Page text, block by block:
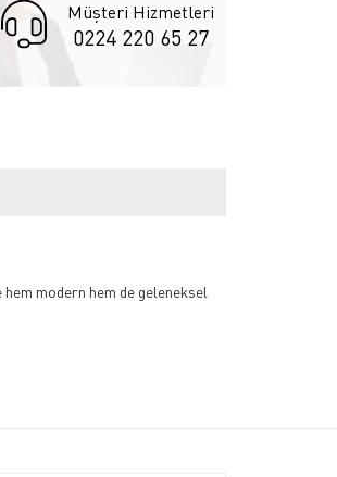
Müşteri Hizmetleri
0224 220 65 27
modern hem de geleneksel